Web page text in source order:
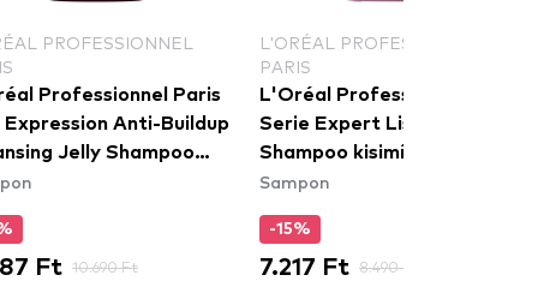
PROFESSIONNEL
Professionnel Paris
Expression Anti-Buildup
Jelly Shampoo
sampon a hullámos
Ft 10.690 Ft
L'ORÉAL PROFESSIONNEL
PARIS
L'Oréal Professionnel Paris
Serie Expert Liss Unlimited
Shampoo kisimító sampon
hajra a rakoncátlan hajra
Sampon
-15%
7.217 Ft 8.490 Ft